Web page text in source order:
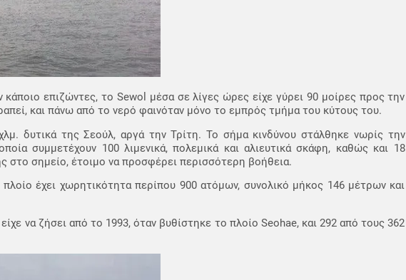
κάποιο επιζώντες, το Sewol μέσα σε λίγες ώρες είχε γύρει 90 μοίρες προς την
και πάνω από το νερό φαινόταν μόνο το εμπρός τμήμα του κύτους του.
δυτικά της Σεούλ, αργά την Τρίτη. Το σήμα κινδύνου στάλθηκε νωρίς την
συμμετέχουν 100 λιμενικά, πολεμικά και αλιευτικά σκάφη, καθώς και 18
στο σημείο, έτοιμο να προσφέρει περισσότερη βοήθεια.
έχει χωρητικότητα περίπου 900 ατόμων, συνολικό μήκος 146 μέτρων και
να ζήσει από το 1993, όταν βυθίστηκε το πλοίο Seohae, και 292 από τους 362